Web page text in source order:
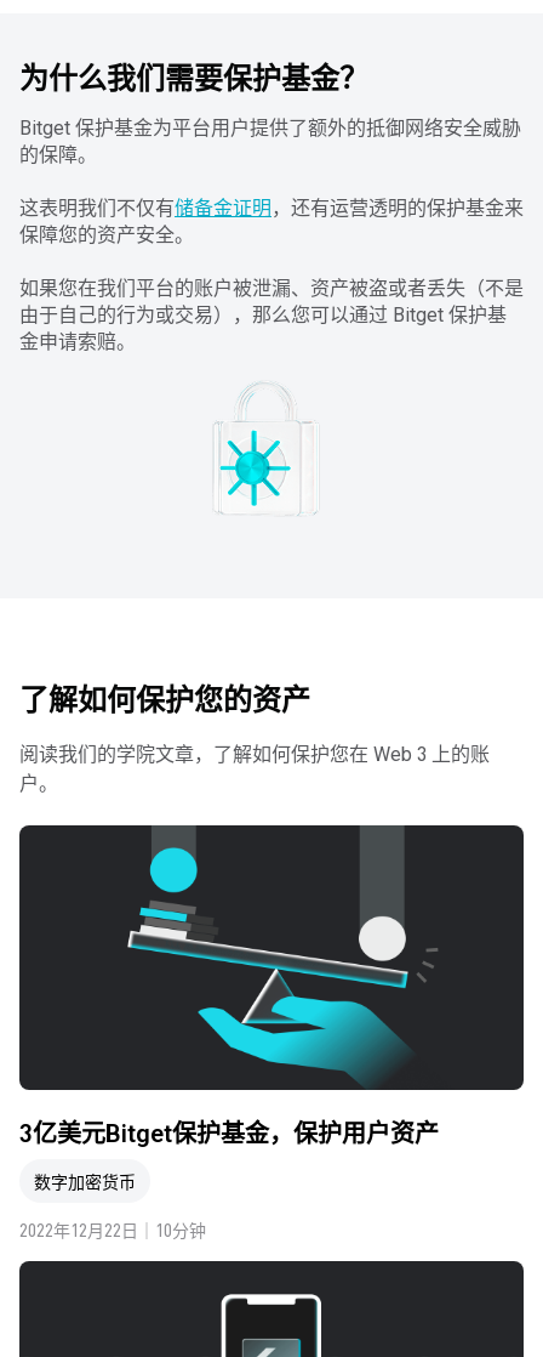
为什么我们需要保护基金？
Bitget 保护基金为平台用户提供了额外的抵御网络安全威胁
的保障。
这表明我们不仅有储备金证明 ，还有运营透明的保护基金来
保障您的资产安全。
如果您在我们平台的账户被泄漏、资产被盗或者丢失（不是
由于自己的行为或交易），那么您可以通过 Bitget 保护基
金申请索赔。
了解如何保护您的资产
阅读我们的学院文章，了解如何保护您在 Web 3 上的账
户。
3亿美元Bitget保护基金，保护用户资产
数字加密货币
2022年12月22日｜10分钟